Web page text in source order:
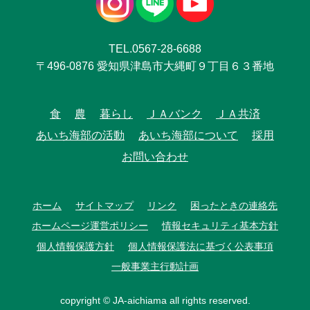
TEL.0567-28-6688
〒496-0876 愛知県津島市大縄町９丁目６３番地
食 農 暮らし ＪＡバンク
ＪＡ共済
あいち海部の活動
あいち海部について
採用
お問い合わせ
ホーム サイトマップ リンク
困ったときの連絡先
ホームページ運営ポリシー
情報セキュリティ基本方針
個人情報保護方針
個人情報保護法に基づく公表事項
一般事業主行動計画
copyright © JA-aichiama all rights reserved.